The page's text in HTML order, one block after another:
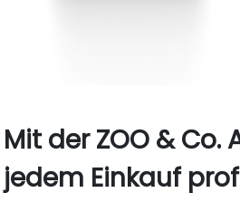
Mit der ZOO & Co.
jedem Einkauf